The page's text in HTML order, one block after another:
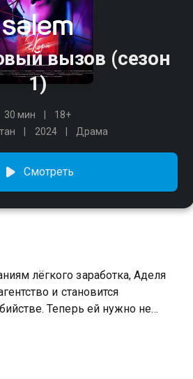
вызов (сезон
1)
30 мин
18+
2024 Драма
Смотреть
лёгкого заработка, Аделя
и становится
Теперь ей нужно не
и найти преступника. «Эскорт.
казахстанского
попавших в секс-индустрию.